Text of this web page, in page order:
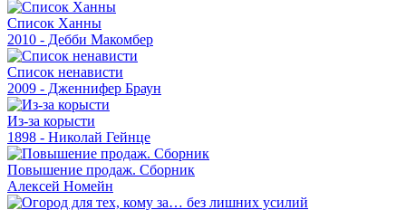
Список Ханны
2010 - Дебби Макомбер
Список ненависти
2009 - Дженнифер Браун
Из-за корысти
1898 - Николай Гейнце
Повышение продаж. Сборник
Алексей Номейн